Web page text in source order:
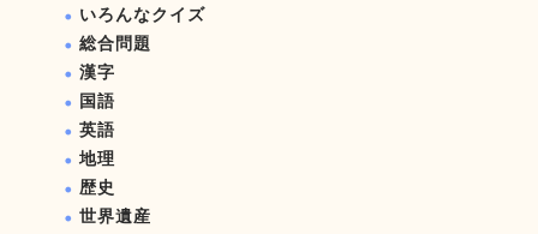
いろんなクイズ
総合問題
漢字
国語
英語
地理
歴史
世界遺産